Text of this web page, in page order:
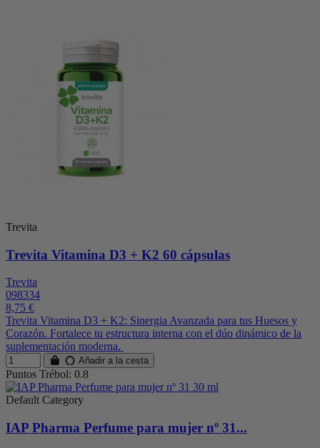
Trevita
Trevita Vitamina D3 + K2 60 cápsulas
Trevita
098334
8,75 €
Trevita Vitamina D3 + K2: Sinergia Avanzada para tus Huesos y
Corazón. Fortalece tu estructura interna con el dúo dinámico de la
suplementación moderna.
Añadir a la cesta
Puntos Trébol: 0.8
Default Category
IAP Pharma Perfume para mujer nº 31...